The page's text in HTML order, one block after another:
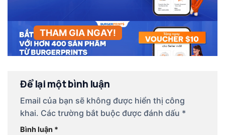
THAM GIA NGAY!
Để lại một bình luận
Email của bạn sẽ không được hiển thị công
khai. Các trường bắt buộc được đánh dấu *
Bình luận *